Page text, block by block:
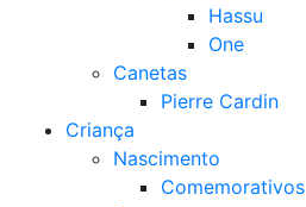
Hassu
One
Canetas
Pierre Cardin
Criança
Nascimento
Comemorativos